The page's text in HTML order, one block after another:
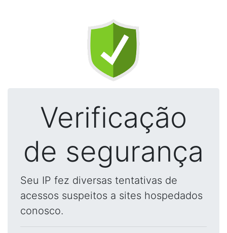
Verificação
de segurança
Seu IP fez diversas tentativas de
acessos suspeitos a sites hospedados
conosco.